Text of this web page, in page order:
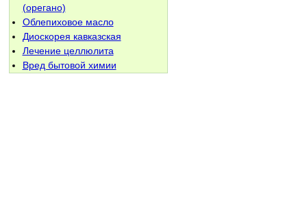
(орегано)
Облепиховое масло
Диоскорея кавказская
Лечение целлюлита
Вред бытовой химии